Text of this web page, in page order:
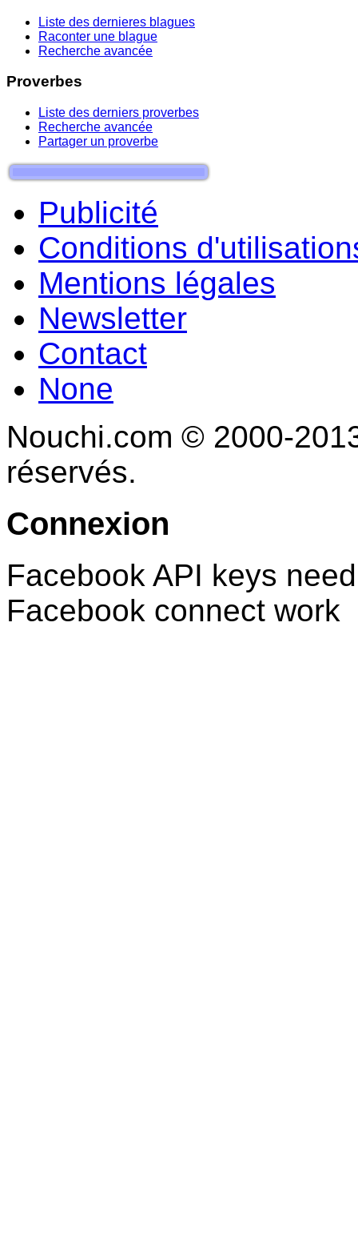
Liste des dernieres blagues
Raconter une blague
Recherche avancée
Proverbes
Liste des derniers proverbes
Recherche avancée
Partager un proverbe
Publicité
Conditions
Mentions légales
Newsletter
Contact
None
Nouchi.com © 2000-
réservés.
Connexion
Facebook API keys
Facebook connect work